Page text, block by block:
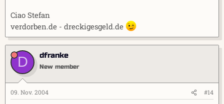
Ciao Stefan
verdorben.de - dreckigesgeld.de
D dfranke
New member
09. Nov. 2004 #14